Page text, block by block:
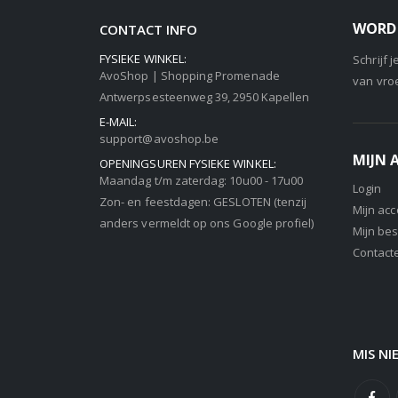
CONTACT INFO
FYSIEKE WINKEL:
AvoShop | Shopping Promenade
Antwerpsesteenweg 39, 2950 Kapellen
E-MAIL:
support@avoshop.be
OPENINGSUREN FYSIEKE WINKEL:
Maandag t/m zaterdag: 10u00 - 17u00
Zon- en feestdagen: GESLOTEN (tenzij
anders vermeldt op ons Google profiel)
Schrijf
van
MIJN
Login
Mijn
Mijn
MIS